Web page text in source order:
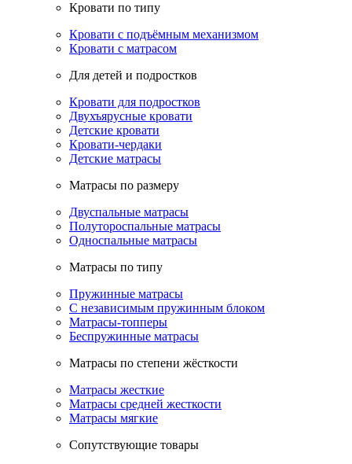
Кровати по типу
Кровати с подъёмным механизмом
Кровати с матрасом
Для детей и подростков
Кровати для подростков
Двухъярусные кровати
Детские кровати
Кровати-чердаки
Детские матрасы
Матрасы по размеру
Двуспальные матрасы
Полутороспальные матрасы
Односпальные матрасы
Матрасы по типу
Пружинные матрасы
С независимым пружинным блоком
Матрасы-топперы
Беспружинные матрасы
Матрасы по степени жёсткости
Матрасы жесткие
Матрасы средней жесткости
Матрасы мягкие
Сопутствующие товары